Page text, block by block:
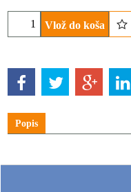
Vlož do koša
Popis